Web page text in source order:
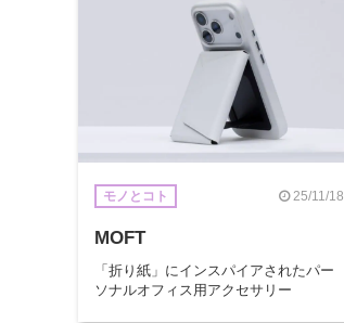
モノとコト 25/11/18
MOFT
「折り紙」にインスパイアされたパー
ソナルオフィス用アクセサリー